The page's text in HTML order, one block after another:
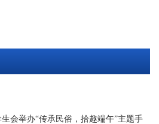
会举办“传承民俗，拾趣端午”主题手